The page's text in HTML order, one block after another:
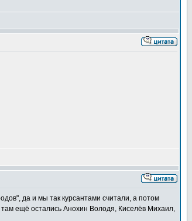
да и мы так курсантами считали, а потом
ещё остались Анохин Володя, Киселёв Михаил,